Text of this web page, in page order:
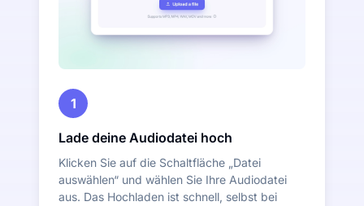
1
Lade deine Audiodatei hoch
Klicken Sie auf die Schaltfläche „Datei
auswählen“ und wählen Sie Ihre Audiodatei
aus. Das Hochladen ist schnell, selbst bei